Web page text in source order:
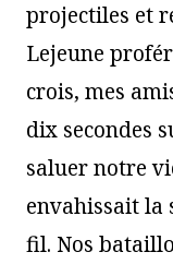
projectiles et
Lejeune
crois, mes
dix secondes
saluer notre
envahissait la
fil. Nos